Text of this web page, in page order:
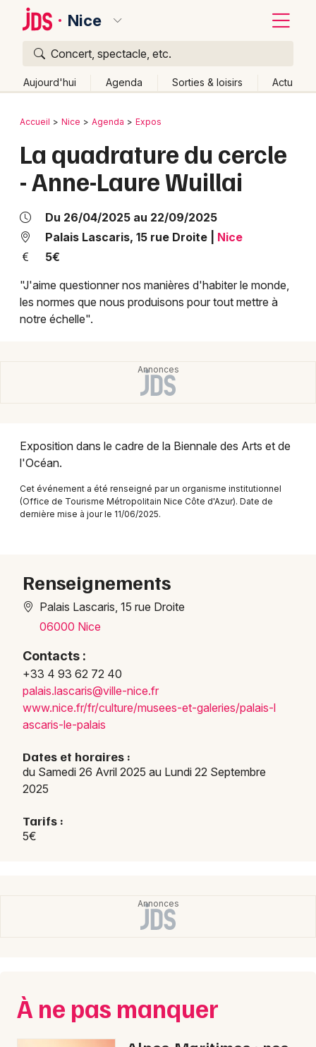
Nice
Concert, spectacle, etc.
Aujourd'hui Agenda Sorties & loisirs Actu
Publier un événement
Grands événements
Activité & Expérience
Foires & salons
Soirées
Expos
Expos dans les Alpes-Maritimes
Expos en Provence-Alpes-Côte-d'Azur
Newsletter des sorties
Artistes en tournée
Actus à Nice
Mon email
Bordeaux
Colmar
Lyon
Marseille
Mulhouse
Montpellier
Toulouse
Toutes les villes
Retour
Accueil Nice Agenda Expos
La quadrature du cercle
- Anne-Laure Wuillai
Du 26/04/2025 au 22/09/2025
Palais Lascaris, 15 rue Droite
Nice
5€
"J'aime questionner nos manières d'habiter le monde,
les normes que nous produisons pour tout mettre à
notre échelle".
Exposition dans le cadre de la Biennale des Arts et de
l'Océan.
Cet événement a été renseigné par un organisme institutionnel
(Office de Tourisme Métropolitain Nice Côte d'Azur). Date de
dernière mise à jour le 11/06/2025.
Renseignements
Palais Lascaris, 15 rue Droite
06000 Nice
Contacts :
+33 4 93 62 72 40
palais.lascaris@ville-nice.fr
www.nice.fr/fr/culture/musees-et-galeries/palais-l
ascaris-le-palais
Dates et horaires :
du Samedi 26 Avril 2025 au Lundi 22 Septembre
2025
Tarifs :
5€
À ne pas manquer
Quoi ?
Où ?
Provence-Alpes-Côte-d'Azur
Partout
Près de moi
Changer de lieu
Autre